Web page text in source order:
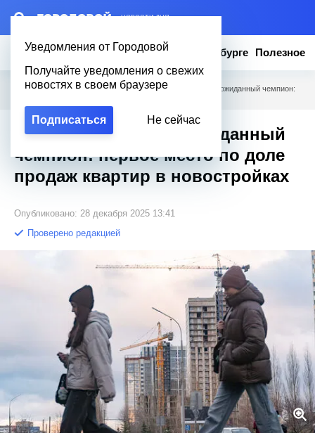
– НОВОСТИ ДНЯ
Уведомления от Городовой
Получайте уведомления о свежих
новостях в своем браузере
Подписаться Не сейчас
Новости Эксклюзив Вопросы о Петербурге Полезное
Городовой Новости Петербурга / Невский район — неожиданный чемпион:
Невский район — неожиданный
чемпион: первое место по доле
продаж квартир в новостройках
Опубликовано: 28 декабря 2025 13:41
Проверено редакцией